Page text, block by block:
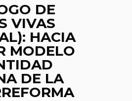
DE
VIVAS
HACIA
MODELO
DE LA